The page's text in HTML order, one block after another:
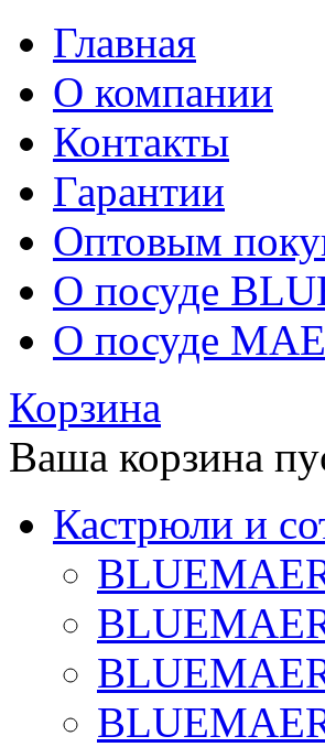
Главная
О компании
Контакты
Гарантии
Оптовым
О посуде
О посуде
Корзина
Ваша корзина
Кастрюли и